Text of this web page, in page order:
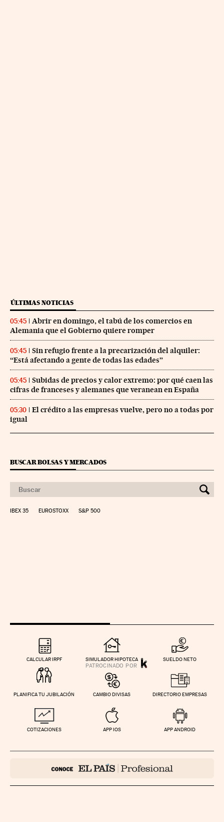
ÚLTIMAS NOTICIAS
05:45
Abrir en domingo, el tabú de los comercios en
Alemania que el Gobierno quiere romper
05:45
Sin refugio frente a la precarización del alquiler:
“Está afectando a gente de todas las edades”
05:45
Subidas de precios y calor extremo: por qué caen las
cifras de franceses y alemanes que veranean en España
05:30
El crédito a las empresas vuelve, pero no a todas por
igual
BUSCAR BOLSAS Y MERCADOS
IBEX 35 EUROSTOXX S&P 500
CALCULAR IRPF SIMULADOR HIPOTECA SUELDO NETO
PLANIFICA TU JUBILACIÓN CAMBIO DIVISAS DIRECTORIO EMPRESAS
COTIZACIONES APP IOS APP ANDROID